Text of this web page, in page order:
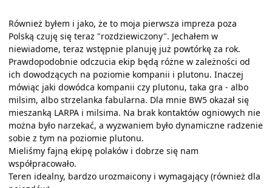
Również byłem i jako, że to moja pierwsza impreza poza
Polską czuję się teraz "rozdziewiczony". Jechałem w
niewiadome, teraz wstępnie planuję już powtórkę za rok.
Prawdopodobnie odczucia ekip będą różne w zależności od
ich dowodzących na poziomie kompanii i plutonu. Inaczej
mówiąc jaki dowódca kompanii czy plutonu, taka gra - albo
milsim, albo strzelanka fabularna. Dla mnie BW5 okazał się
mieszanką LARPA i milsima. Na brak kontaktów ogniowych nie
można było narzekać, a wyzwaniem było dynamiczne radzenie
sobie z tym na poziomie plutonu.
Mieliśmy fajną ekipę polaków i dobrze się nam
współpracowało.
Teren idealny, bardzo urozmaicony i wymagający (również dla